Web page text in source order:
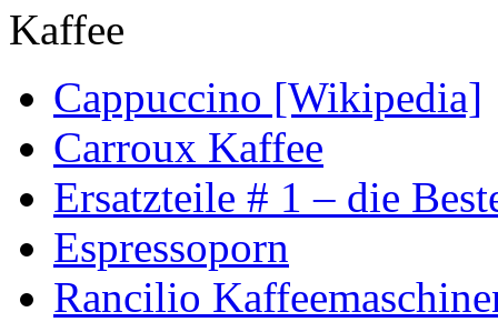
Kaffee
Cappuccino [Wikipedia]
Carroux Kaffee
Ersatzteile # 1 – die
Espressoporn
Rancilio